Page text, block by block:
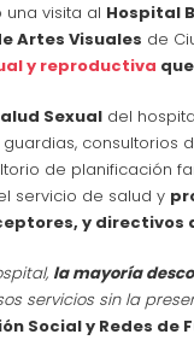
visita al Hospital
Artes Visuales de
y reproductiva
Sexualdel
consultorios
de planificación
servicio de salud y
y directivos
la mayoría
servicios sin la
Social y Redes de